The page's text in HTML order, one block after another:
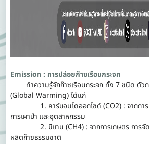
Emission : การปล่อยก๊าซเรือนกระจก
ทำความรู้จักก๊าซเรือนกระจก ทั้ง 7 ชนิด ตัวก
(Global Warming) ได้แก่
1. คาร์บอนไดออกไซด์ (CO2) : จากการเ
การเผาป่า และอุตสาหกรรม
2. มีเทน (CH4) : จากการเกษตร การจัดก
ผลิตก๊าซธรรมชาติ